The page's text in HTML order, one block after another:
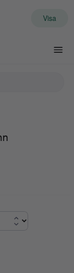
Visa